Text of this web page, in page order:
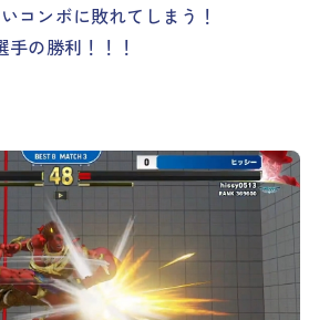
コンボに敗れてしまう！
の勝利！！！